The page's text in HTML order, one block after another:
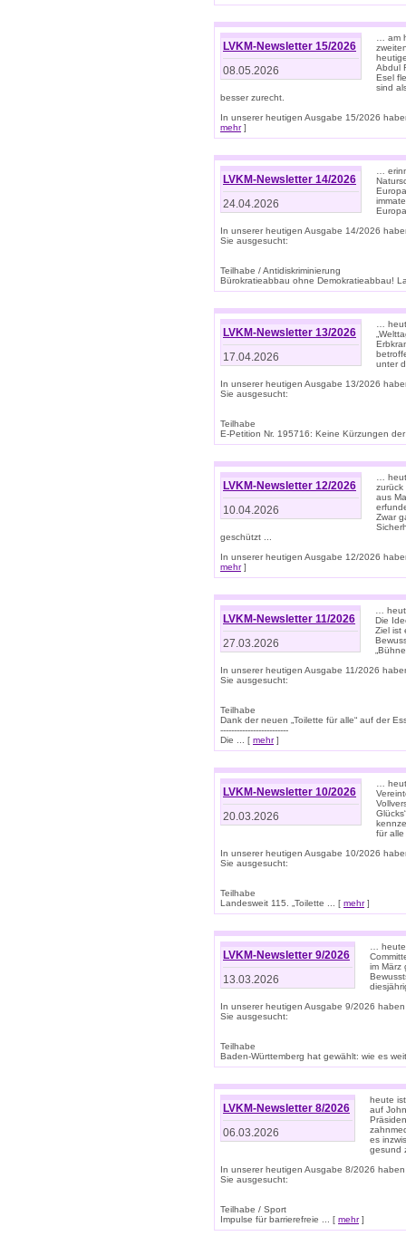
LVKM-Newsletter 15/2026
08.05.2026
… am
Abdul
Esel
sind
besser zurecht.
In unserer heutigen Ausgabe 15/2026
mehr]
LVKM-Newsletter 14/2026
24.04.2026
…
In unserer heutigen Ausgabe 14/2026
Sie ausgesucht:
Teilhabe / Antidiskriminierung
Bürokratieabbau ohne Demokratieabbau!
LVKM-Newsletter 13/2026
17.04.2026
…
unter
In unserer heutigen Ausgabe 13/2026
Sie ausgesucht:
Teilhabe
E-Petition Nr. 195716: Keine Kürzungen
LVKM-Newsletter 12/2026
10.04.2026
…
zurück
aus
Zwar
geschützt ...
In unserer heutigen Ausgabe 12/2026
mehr]
LVKM-Newsletter 11/2026
27.03.2026
…
Die
Ziel ist
In unserer heutigen Ausgabe 11/2026
Sie ausgesucht:
Teilhabe
Dank der neuen „Toilette für alle“ auf der
-------------------------
Die ... [ mehr]
LVKM-Newsletter 10/2026
20.03.2026
…
für
In unserer heutigen Ausgabe 10/2026
Sie ausgesucht:
Teilhabe
Landesweit 115. „Toilette ... [ mehr]
LVKM-Newsletter 9/2026
13.03.2026
…
im März
In unserer heutigen Ausgabe 9/2026
Sie ausgesucht:
Teilhabe
Baden-Württemberg hat gewählt: wie es
LVKM-Newsletter 8/2026
06.03.2026
heute
auf
es
gesund
In unserer heutigen Ausgabe 8/2026
Sie ausgesucht:
Teilhabe / Sport
Impulse für barrierefreie ... [ mehr]